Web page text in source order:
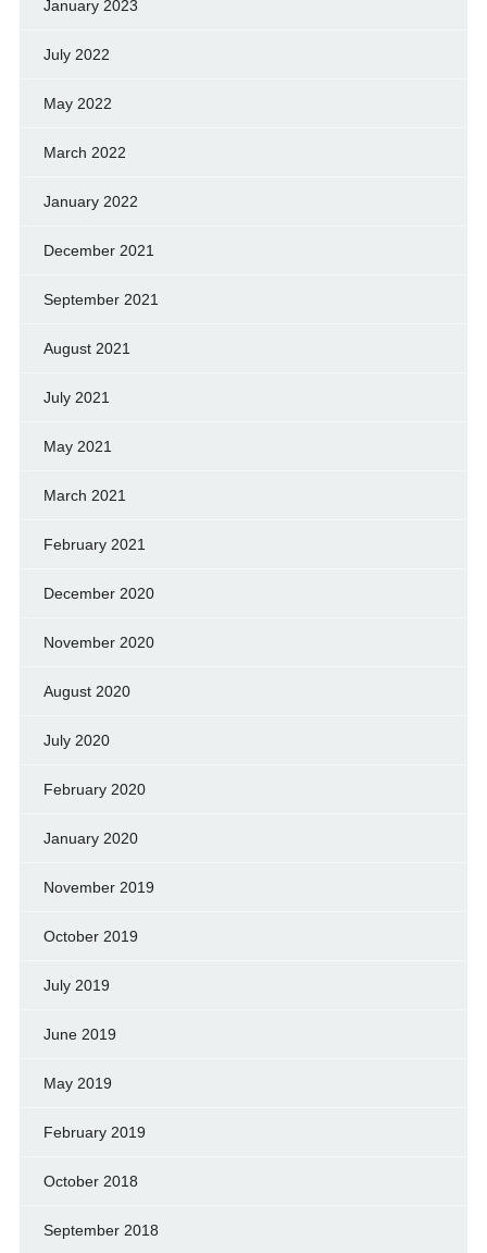
January 2023
July 2022
May 2022
March 2022
January 2022
December 2021
September 2021
August 2021
July 2021
May 2021
March 2021
February 2021
December 2020
November 2020
August 2020
July 2020
February 2020
January 2020
November 2019
October 2019
July 2019
June 2019
May 2019
February 2019
October 2018
September 2018